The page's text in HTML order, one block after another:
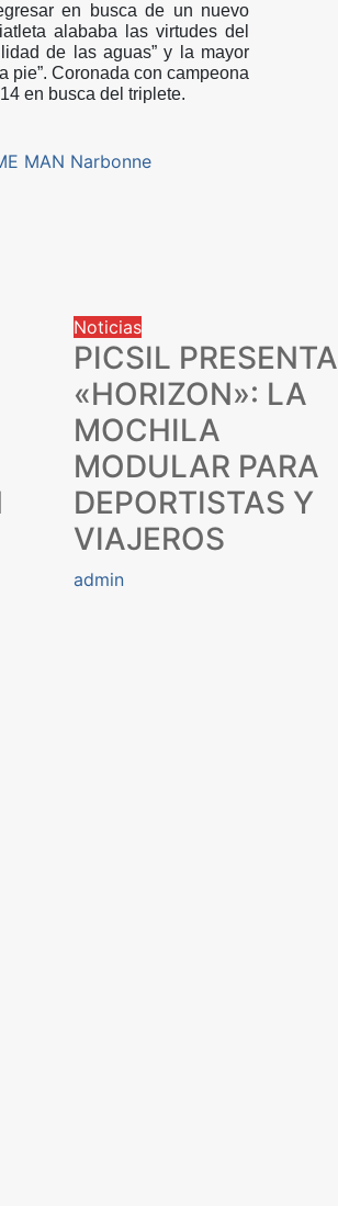
en busca de un nuevo
alababa las virtudes del
de las aguas” y la mayor
pie”. Coronada con campeona
en busca del triplete.
MAN Narbonne
Noticias
PICSIL PRESENTA
«HORIZON»: LA
MOCHILA
MODULAR PARA
DEPORTISTAS Y
VIAJEROS
admin